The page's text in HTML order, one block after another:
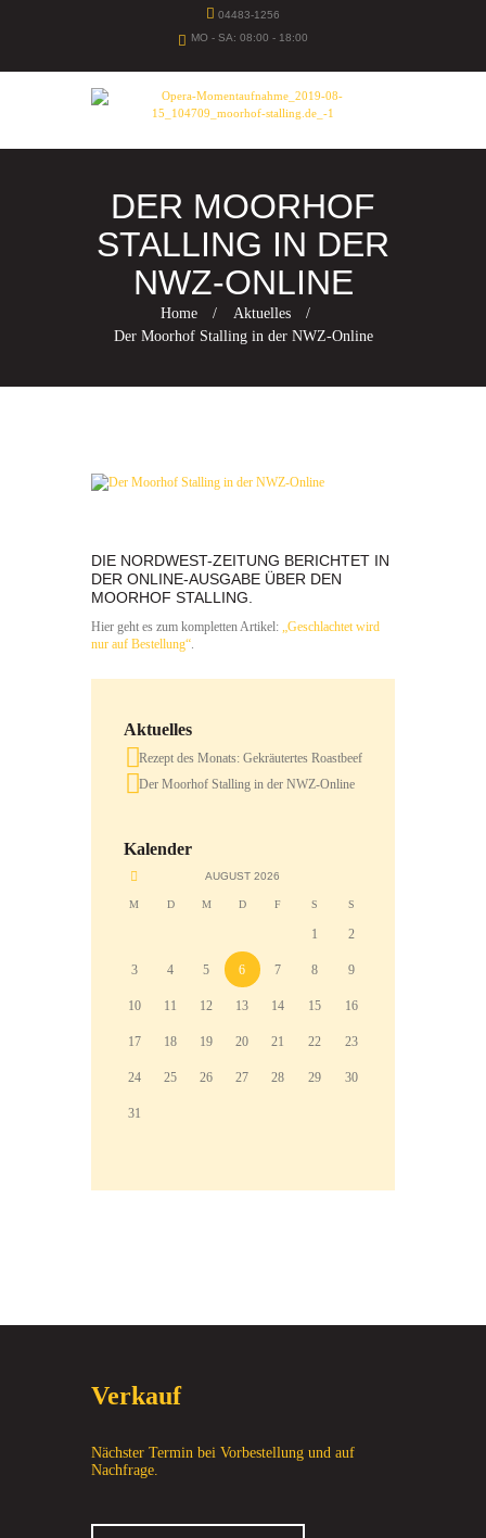
04483-1256
MO - SA: 08:00 - 18:00
DER MOORHOF
STALLING IN DER
NWZ-ONLINE
Home
Aktuelles
Der Moorhof Stalling in der NWZ-Online
DIE NORDWEST-ZEITUNG BERICHTET IN
DER ONLINE-AUSGABE ÜBER DEN
MOORHOF STALLING.
Hier geht es zum kompletten Artikel: „Geschlachtet wird
nur auf Bestellung“.
Aktuelles
Rezept des Monats: Gekräutertes Roastbeef
Der Moorhof Stalling in der NWZ-Online
Kalender
AUGUST2026
M D M D F S S
1 2
3 4 5 6 7 8 9
10 11 12 13 14 15 16
17 18 19 20 21 22 23
24 25 26 27 28 29 30
31
Verkauf
Nächster Termin bei Vorbestellung und auf
Nachfrage.